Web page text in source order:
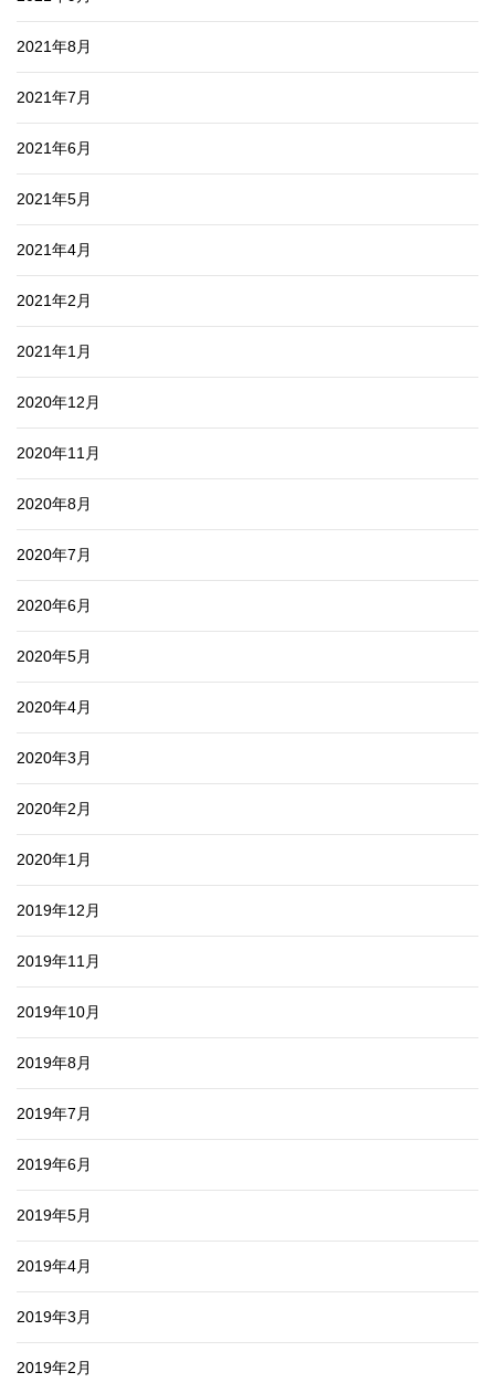
2021年8月
2021年7月
2021年6月
2021年5月
2021年4月
2021年2月
2021年1月
2020年12月
2020年11月
2020年8月
2020年7月
2020年6月
2020年5月
2020年4月
2020年3月
2020年2月
2020年1月
2019年12月
2019年11月
2019年10月
2019年8月
2019年7月
2019年6月
2019年5月
2019年4月
2019年3月
2019年2月